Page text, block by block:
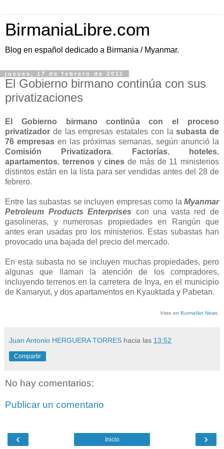
BirmaniaLibre.com
Blog en español dedicado a Birmania / Myanmar.
jueves, 17 de febrero de 2011
El Gobierno birmano continúa con sus
privatizaciones
El Gobierno birmano continúa con el proceso
privatizador de las empresas estatales con lasubasta de
76 empresas en las próximas semanas, según anunció la
Comisión Privatizadora. Factorías, hoteles,
apartamentos, terrenosycines de más de 11 ministerios
distintos están en la lista para ser vendidas antes del 28 de
febrero.
Entre las subastas se incluyen empresas como la Myanmar
Petroleum Products Enterprises con una vasta red de
gasolineras, y numerosas propiedades en Rangún que
antes eran usadas pro los ministerios. Estas subastas han
provocado una bajada del precio del mercado.
En esta subasta no se incluyen muchas propiedades, pero
algunas que llaman la atención de los compradores,
incluyendo terrenos en la carretera de Inya, en el municipio
de Kamaryut, y dos apartamentos en Kyauktada y Pabetan.
Visto en BurmaNet News
Juan Antonio HERGUERA TORRES hacia las 13:52
Compartir
No hay comentarios:
Publicar un comentario
‹ ›
Inicio